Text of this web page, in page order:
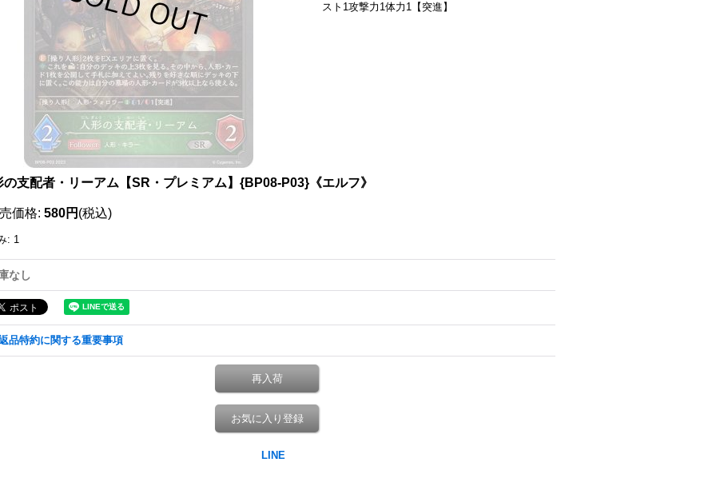
スト1攻撃力1体力1【突進】
の支配者・リーアム【SR・プレミアム】{BP08-P03}《エルフ》
価格: 580円 (税込)
: 1
なし
品特約に関する重要事項
再入荷
お気に入り登録